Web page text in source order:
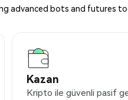
advanced bots and futures
Kazan
Kripto ile güvenli pasif